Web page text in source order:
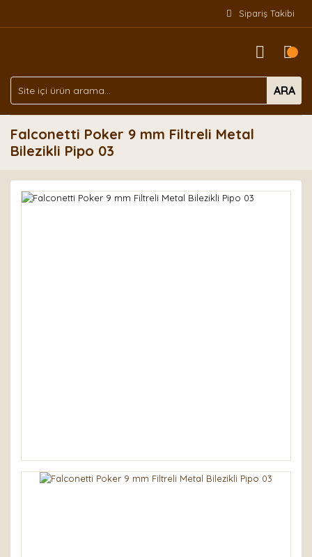
Sipariş Takibi
ARA
Falconetti Poker 9 mm Filtreli Metal
Bilezikli Pipo 03